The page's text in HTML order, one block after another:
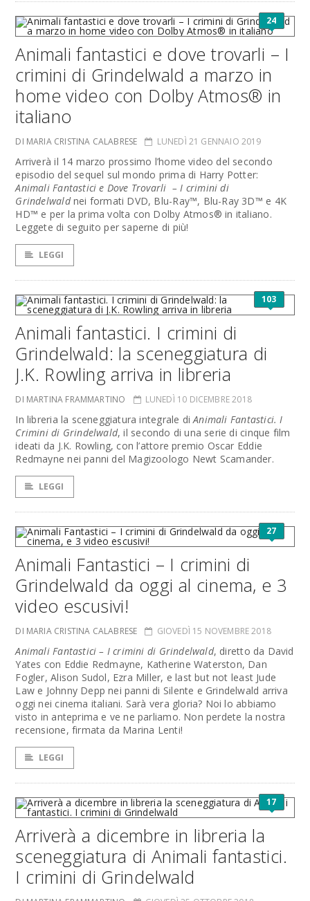
24
Animali fantastici e dove trovarli – I
crimini di Grindelwald a marzo in
home video con Dolby Atmos® in
italiano
DI MARIA CRISTINA CALABRESE LUNEDÌ 21 GENNAIO 2019
Arriverà il 14 marzo prossimo l’home video del secondo
episodio del sequel sul mondo prima di Harry Potter:
Animali Fantastici e Dove Trovarli – I crimini di
Grindelwaldnei formati DVD, Blu-Ray™, Blu-Ray 3D™ e 4K
HD™ e per la prima volta con Dolby Atmos® in italiano.
Leggete di seguito per saperne di più!
LEGGI
103
Animali fantastici. I crimini di
Grindelwald: la sceneggiatura di
J.K. Rowling arriva in libreria
DI MARTINA FRAMMARTINO LUNEDÌ 10 DICEMBRE 2018
In libreria la sceneggiatura integrale diAnimali Fantastici. I
Crimini di Grindelwald, il secondo di una serie di cinque film
ideati da J.K. Rowling, con l’attore premio Oscar Eddie
Redmayne nei panni del Magizoologo Newt Scamander.
LEGGI
27
Animali Fantastici – I crimini di
Grindelwald da oggi al cinema, e 3
video escusivi!
DI MARIA CRISTINA CALABRESE GIOVEDÌ 15 NOVEMBRE 2018
Animali Fantastici – I crimini di Grindelwald, diretto da David
Yates con Eddie Redmayne, Katherine Waterston, Dan
Fogler, Alison Sudol, Ezra Miller, e last but not least Jude
Law e Johnny Depp nei panni di Silente e Grindelwald arriva
oggi nei cinema italiani. Sarà vera gloria? Noi lo abbiamo
visto in anteprima e ve ne parliamo. Non perdete la nostra
recensione, firmata da Marina Lenti!
LEGGI
17
Arriverà a dicembre in libreria la
sceneggiatura di Animali fantastici.
I crimini di Grindelwald